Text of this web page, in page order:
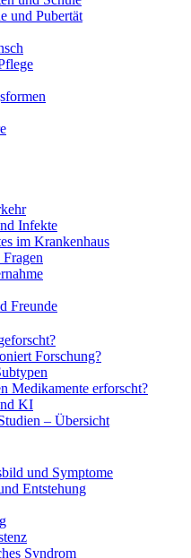
und Pubertät
Infekte
im Krankenhaus
Freunde
Forschung?
Medikamente erforscht?
KI
– Übersicht
und Symptome
Entstehung
Syndrom